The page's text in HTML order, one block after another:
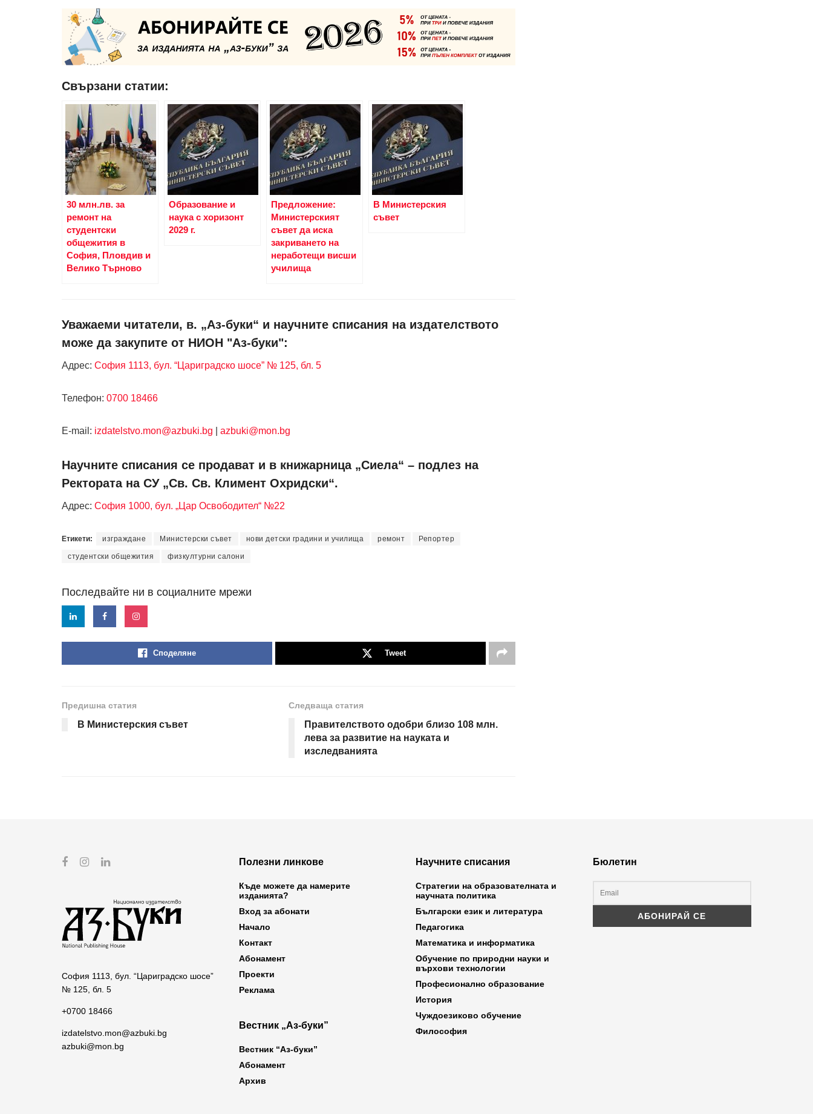
Свързани статии:
30 млн.лв. за
ремонт на
студентски
общежития в
София, Пловдив и
Велико Търново
Образование и
наука с хоризонт
2029 г.
Предложение:
Министерският
съвет да иска
закриването на
неработещи висши
училища
В Министерския
съвет
Уважаеми читатели, в. „Аз-буки“ и научните списания на издателството
може да закупите от НИОН "Аз-буки":
Адрес: София 1113, бул. “Цариградско шосе” № 125, бл. 5
Телефон: 0700 18466
Е-mail: izdatelstvo.mon@azbuki.bg azbuki@mon.bg
Научните списания се продават и в книжарница „Сиела“ – подлез на
Ректората на СУ „Св. Св. Климент Охридски“.
Адрес: София 1000, бул. „Цар Освободител“ №22
Етикети: изграждане Министерски съвет нови детски градини и училища ремонт Репортер
студентски общежития физкултурни салони
Последвайте ни в социалните мрежи
Споделяне Tweet
Предишна статия
В Министерския съвет
Следваща статия
Правителството одобри близо 108 млн.
лева за развитие на науката и
изследванията
София 1113, бул. “Цариградско шосе”
№ 125, бл. 5
+0700 18466
izdatelstvo.mon@azbuki.bg
azbuki@mon.bg
Полезни линкове
Къде можете да намерите
изданията?
Вход за абонати
Начало
Контакт
Абонамент
Проекти
Реклама
Вестник „Аз-буки”
Вестник “Аз-буки”
Абонамент
Архив
Научните списания
Стратегии на образователната и
научната политика
Български език и литература
Педагогика
Математика и информатика
Обучение по природни науки и
върхови технологии
Професионално образование
История
Чуждоезиково обучение
Философия
Бюлетин